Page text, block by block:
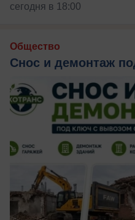
сегодня в 18:00
Общество
Снос и демонтаж